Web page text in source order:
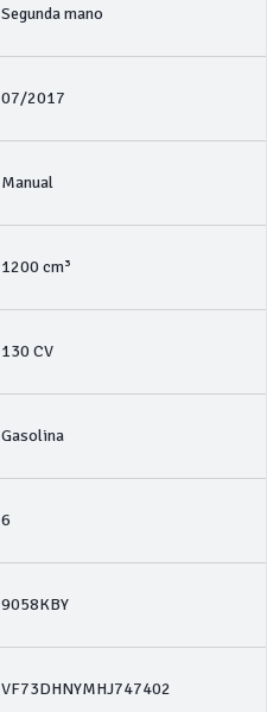
Segunda mano
07/2017
Manual
1200 cm³
130 CV
Gasolina
6
9058KBY
VF73DHNYMHJ747402